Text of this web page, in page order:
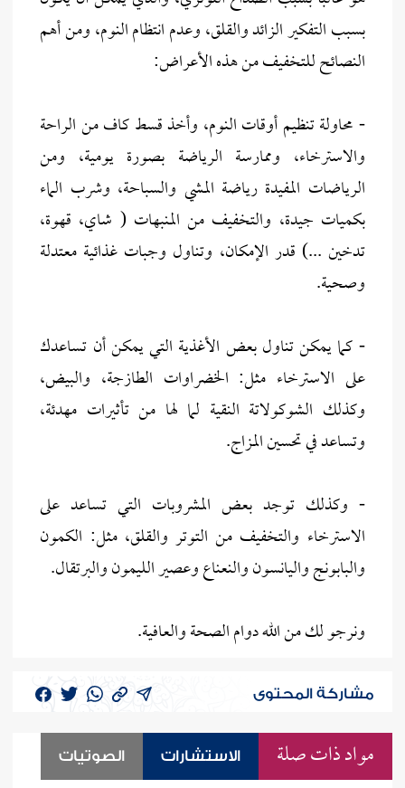
بسبب التفكير الزائد والقلق، وعدم انتظام النوم، ومن أهم
النصائح للتخفيف من هذه الأعراض:
- محاولة تنظيم أوقات النوم، وأخذ قسط كاف من الراحة
والاسترخاء، وممارسة الرياضة بصورة يومية، ومن
الرياضات المفيدة رياضة المشي والسباحة، وشرب الماء
بكميات جيدة، والتخفيف من المنبهات ( شاي، قهوة،
تدخين ...) قدر الإمكان، وتناول وجبات غذائية معتدلة
وصحية.
- كما يمكن تناول بعض الأغذية التي يمكن أن تساعدك
على الاسترخاء مثل: الخضراوات الطازجة، والبيض،
وكذلك الشوكولاتة النقية لما لها من تأثيرات مهدئة،
وتساعد في تحسين المزاج.
- وكذلك توجد بعض المشروبات التي تساعد على
الاسترخاء والتخفيف من التوتر والقلق، مثل: الكمون
والبابونج واليانسون والنعناع وعصير الليمون والبرتقال.
ونرجو لك من الله دوام الصحة والعافية.
مشاركة المحتوى
مواد ذات صلة الاستشارات الصوتيات